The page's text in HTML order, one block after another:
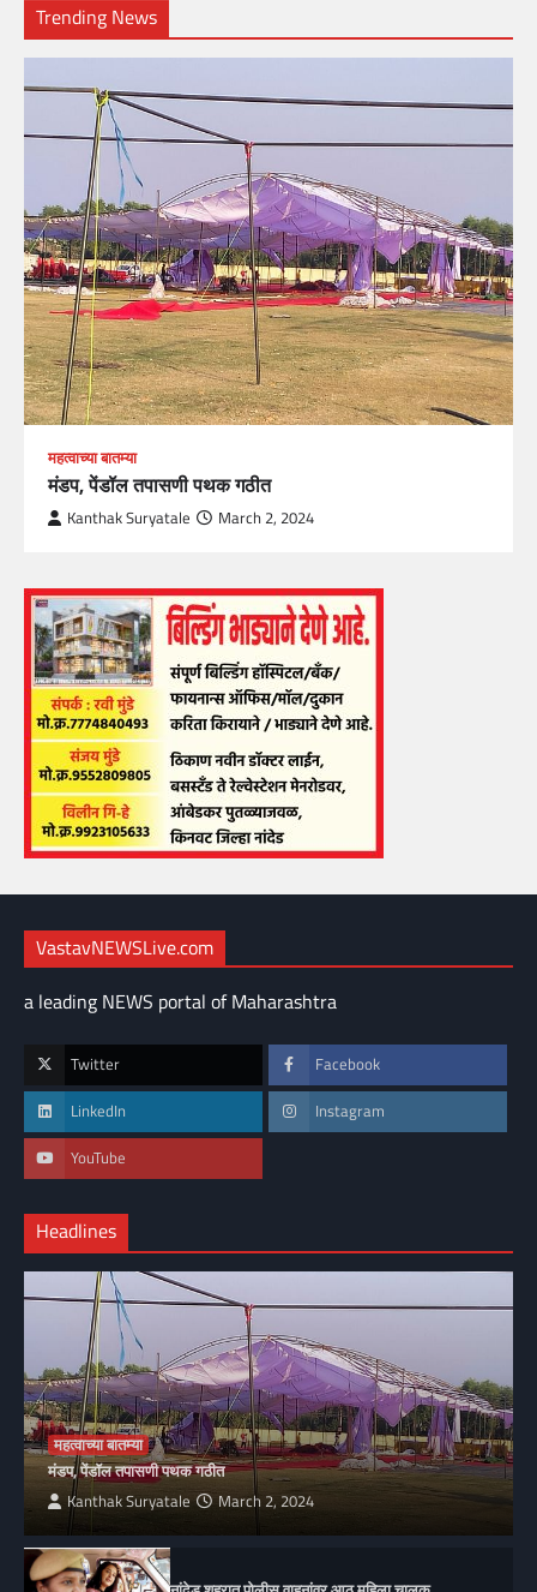
Trending News
महत्वाच्या बातम्या
मंडप, पेंडॉल तपासणी पथक गठीत
Kanthak Suryatale March 2, 2024
VastavNEWSLive.com
a leading NEWS portal of Maharashtra
Twitter Facebook
LinkedIn Instagram
YouTube
Headlines
महत्वाच्या बातम्या
मंडप, पेंडॉल तपासणी पथक गठीत
Kanthak Suryatale March 2, 2024